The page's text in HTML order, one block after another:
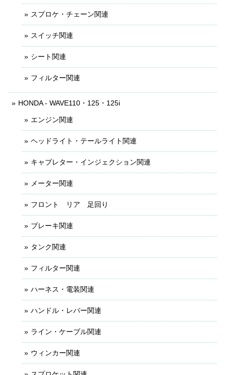
スプロケ・チェーン関連
スイッチ関連
シート関連
フィルター関連
HONDA - WAVE110・125・125i
エンジン関連
ヘッドライト・テールライト関連
キャブレター・インジェクション関連
メーター関連
フロント リア 足回り
ブレーキ関連
タンク関連
フィルター関連
ハーネス・電装関連
ハンドル・レバー関連
ライン・ケーブル関連
ウィンカー関連